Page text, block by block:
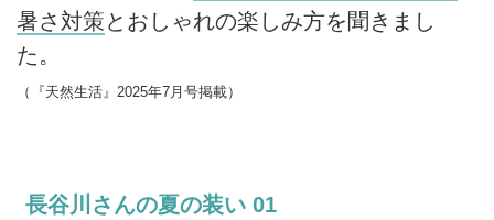
暑さ対策とおしゃれの楽しみ方を聞きまし
た。
（『天然生活』2025年7月号掲載）
長谷川さんの夏の装い 01